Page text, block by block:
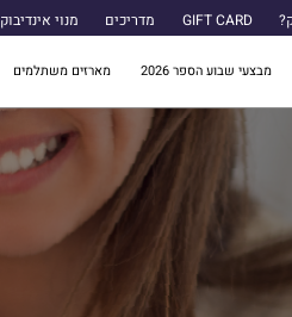
GIFT CARD מדריכים מנוי אינדיבוק
מבצעי שבוע הספר 2026 מארזים משתלמים